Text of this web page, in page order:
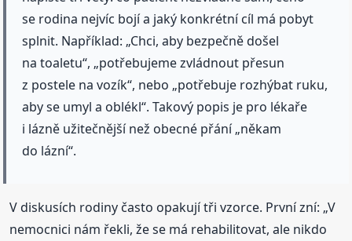
se rodina nejvíc bojí a jaký konkrétní cíl má pobyt
splnit. Například: „Chci, aby bezpečně došel
na toaletu“, „potřebujeme zvládnout přesun
z postele na vozík“, nebo „potřebuje rozhýbat ruku,
aby se umyl a oblékl“. Takový popis je pro lékaře
i lázně užitečnější než obecné přání „někam
do lázní“.
V diskusích rodiny často opakují tři vzorce. První zní: „V
nemocnici nám řekli, že se má rehabilitovat, ale nikdo